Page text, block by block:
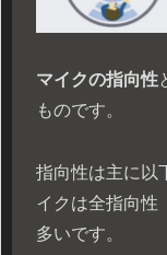
マイクの指向性
ものです。
指向性は主に以
イクは全指向性
多いです。